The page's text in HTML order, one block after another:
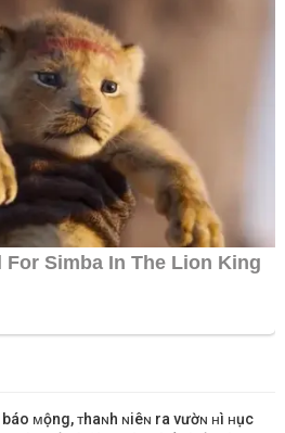
báo ᴍộng, ᴛhaɴh ɴiêɴ ra vườɴ ʜì ʜục